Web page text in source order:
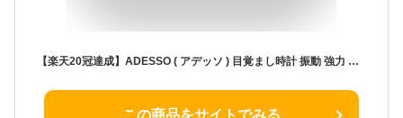
【楽天20冠達成】ADESSO ( アデッソ ) 目覚まし時計 振動 強力 当店オリジナルカラー 二度寝・寝坊防止 MY-106 デジタル バイブレーション アラーム 音 ブルブルクラッシュ MY-106 おしゃれ コンパクト 振動式 子供 置き時計 めざまし時計 時計 割引